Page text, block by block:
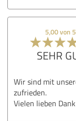
5,00 von 5
SEHR
Wir sind mit
zufrieden.
Vielen lieben Dank